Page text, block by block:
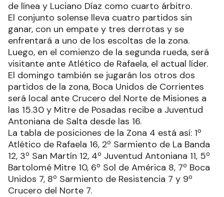
de línea y Luciano Díaz como cuarto árbitro.
El conjunto solense lleva cuatro partidos sin
ganar, con un empate y tres derrotas y se
enfrentará a uno de los escoltas de la zona.
Luego, en el comienzo de la segunda rueda, será
visitante ante Atlético de Rafaela, el actual líder.
El domingo también se jugarán los otros dos
partidos de la zona, Boca Unidos de Corrientes
será local ante Crucero del Norte de Misiones a
las 15.30 y Mitre de Posadas recibe a Juventud
Antoniana de Salta desde las 16.
La tabla de posiciones de la Zona 4 está así: 1º
Atlético de Rafaela 16, 2º Sarmiento de La Banda
12, 3º San Martín 12, 4º Juventud Antoniana 11, 5º
Bartolomé Mitre 10, 6º Sol de América 8, 7º Boca
Unidos 7, 8º Sarmiento de Resistencia 7 y 9º
Crucero del Norte 7.